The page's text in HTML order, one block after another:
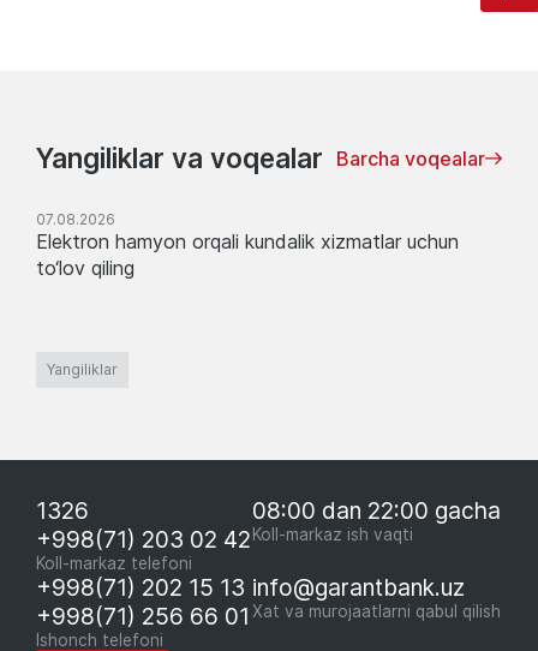
Yangiliklar va voqealar Barcha voqealar
07.08.2026
Elektron hamyon orqali kundalik xizmatlar uchun
to‘lov qiling
Yangiliklar
1326
+998(71) 203 02 42
Koll-markaz telefoni
08:00 dan 22:00 gacha
Koll-markaz ish vaqti
+998(71) 202 15 13
+998(71) 256 66 01
Ishonch telefoni
info@garantbank.uz
Xat va murojaatlarni qabul qilish